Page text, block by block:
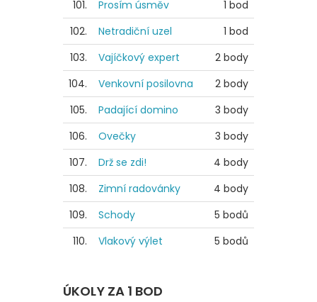
101. Prosím úsměv
1 bod
102.
Netradiční uzel
1 bod
103.
Vajíčkový expert
2 body
104.
Venkovní posilovna
2 body
105.
Padající domino
3 body
106.
Ovečky
3 body
107.
Drž se zdi!
4 body
108.
Zimní radovánky
4 body
109.
Schody
5 bodů
110.
Vlakový výlet 5 bodů
ÚKOLY ZA 1 BOD